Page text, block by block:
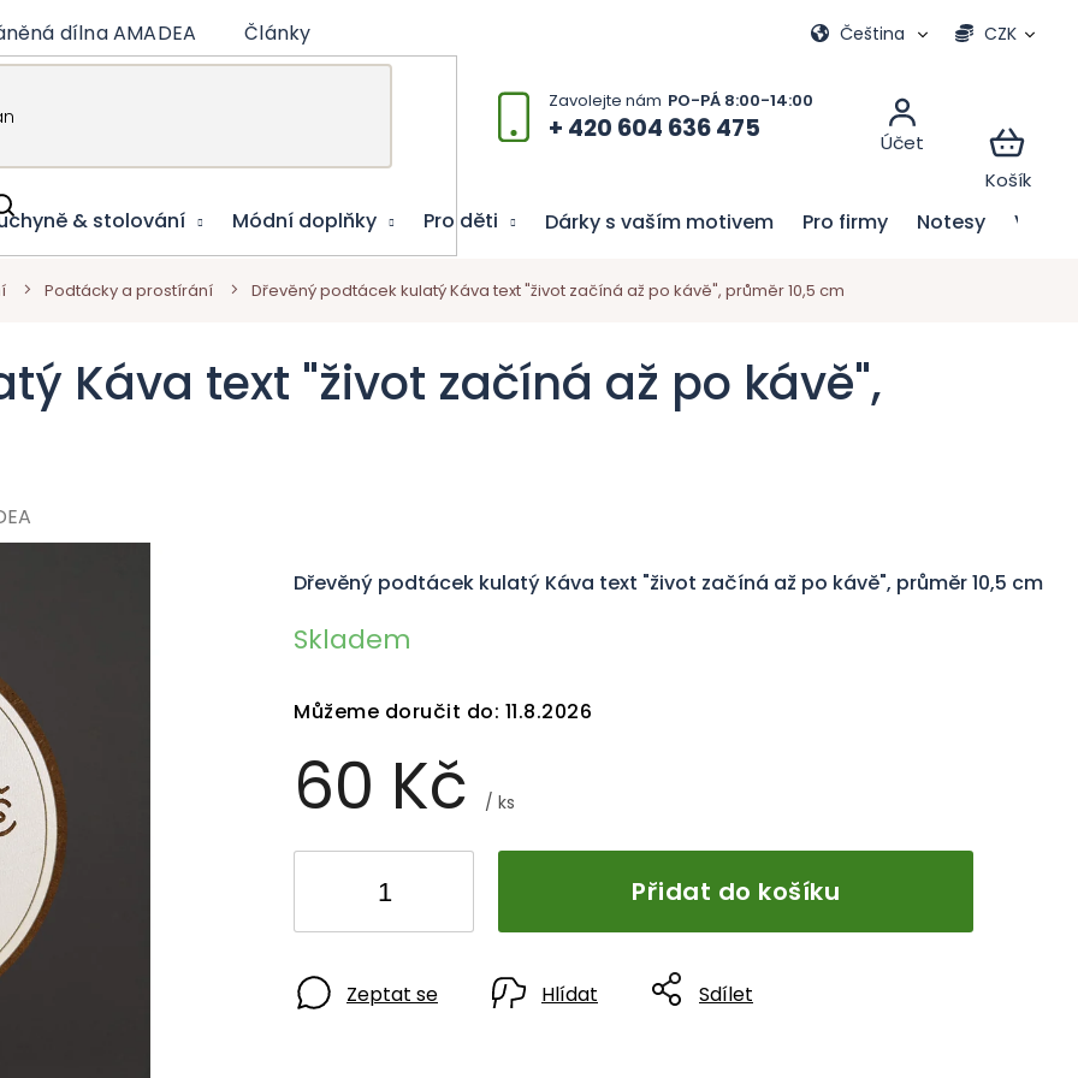
+ 420 604 636 475
dílna AMADEA Články CZK
Čeština
& stolování Módní doplňky Pro děti Dárky s vaším motivem Pro firmy Notesy
Podtácky a prostírání Dřevěný podtácek kulatý Káva text "život začíná až po kávě", průměr 10,5 cm
Káva text "život začíná až po kávě",
60 Kč / ks
Skladem
Můžeme doručit do: 11.8.2026
Přidat do košíku
Dřevěný podtácek kulatý Káva text "život začíná až po kávě", průměr 10,5 cm
Zeptat se Hlídat Sdílet